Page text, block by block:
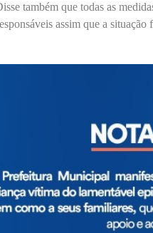
também que todas as
assim que a